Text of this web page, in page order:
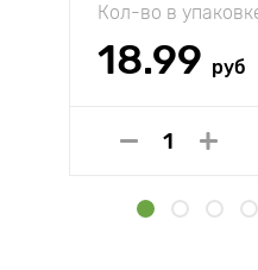
Кол-во в
18.99 руб